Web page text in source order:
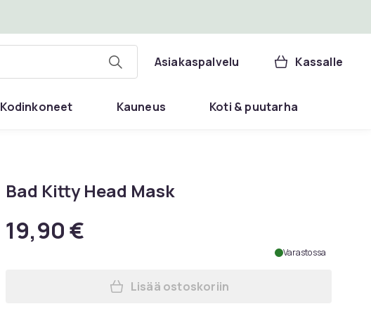
Asiakaspalvelu Kassalle
Kodinkoneet Kauneus Koti & puutarha
Bad Kitty Head Mask
19,90 €
Varastossa
Lisää Bad Kitty Head Mask
Lisää ostoskoriin